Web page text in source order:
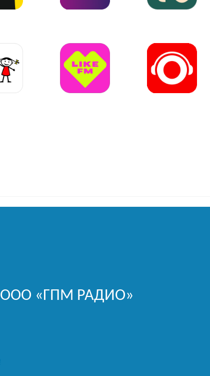
«ГПМ РАДИО»